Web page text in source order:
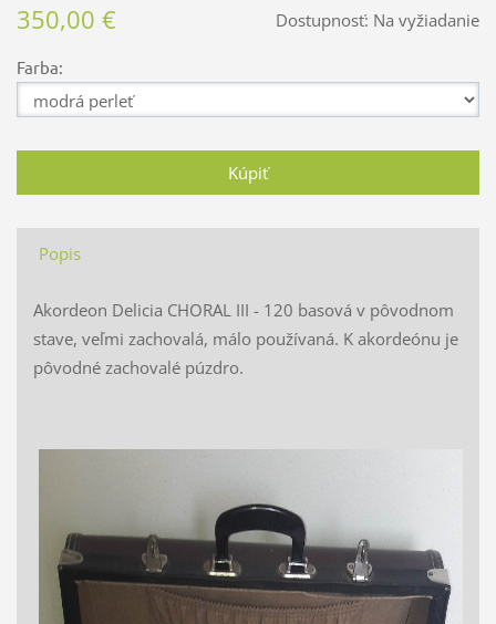
Dostupnosť: Na vyžiadanie
350,00 €
Farba:
Popis
Akordeon Delicia CHORAL III - 120 basová v pôvodnom
stave, veľmi zachovalá, málo používaná. K akordeónu je
pôvodné zachovalé púzdro.